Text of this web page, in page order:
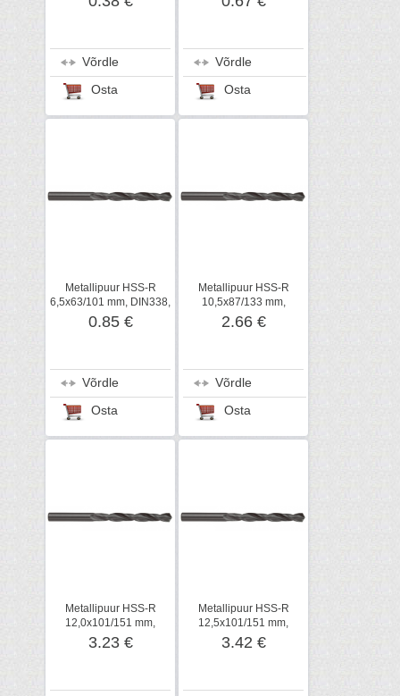
Võrdle
Osta
Võrdle
Osta
Metallipuur HSS-R
6,5x63/101 mm, DIN338,
Metabo
0.85 €
Võrdle
Osta
Metallipuur HSS-R
10,5x87/133 mm,
DIN338, Metabo
2.66 €
Võrdle
Osta
Metallipuur HSS-R
12,0x101/151 mm,
DIN338, Metabo
3.23 €
Metallipuur HSS-R
12,5x101/151 mm,
DIN338, Metabo
3.42 €